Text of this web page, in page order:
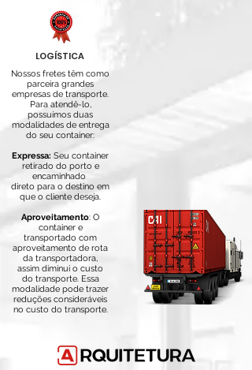
LOGÍSTICA
Nossos fretes têm como
parceira grandes
empresas de transporte.
Para atendê-lo,
possuímos duas
modalidades de entrega
do seu container:
Expressa: Seu container
retirado do porto e
encaminhado
direto para o destino em
que o cliente deseja.
Aproveitamento: O
container e
transportado com
aproveitamento de rota
da transportadora,
assim diminui o custo
do transporte. Essa
modalidade pode trazer
reduções consideráveis
no custo do transporte.